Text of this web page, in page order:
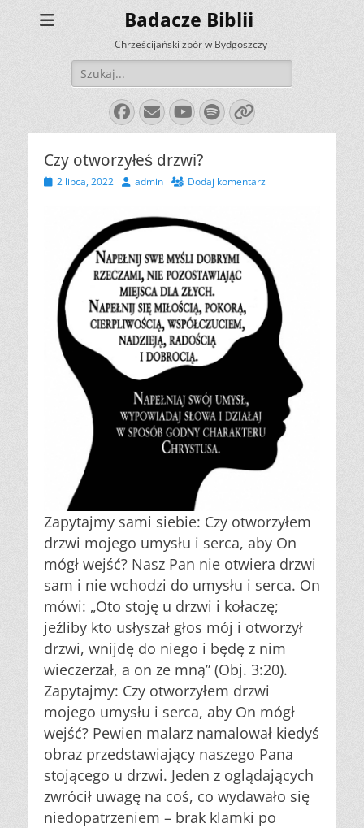
Badacze Biblii
Chrześcijański zbór w Bydgoszczy
Szukaj:
Facebook
E-
mail
YouTube
Spotify
Link
Czy otworzyłeś drzwi?
Opublikowano
2 lipca, 2022 Autoradmin Dodaj komentarz
Zapytajmy sami siebie: Czy otworzyłem
drzwi mojego umysłu i serca, aby On
mógł wejść? Nasz Pan nie otwiera drzwi
sam i nie wchodzi do umysłu i serca. On
mówi: „Oto stoję u drzwi i kołaczę;
jeźliby kto usłyszał głos mój i otworzył
drzwi, wnijdę do niego i będę z nim
wieczerzał, a on ze mną” (Obj. 3:20).
Zapytajmy: Czy otworzyłem drzwi
mojego umysłu i serca, aby On mógł
wejść? Pewien malarz namalował kiedyś
obraz przedstawiający naszego Pana
stojącego u drzwi. Jeden z oglądających
zwrócił uwagę na coś, co wydawało się
niedopatrzeniem – brak klamki po